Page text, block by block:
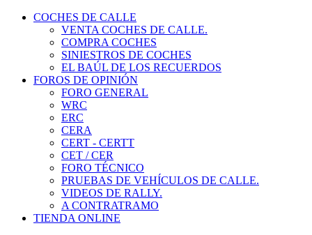
COCHES DE CALLE
VENTA COCHES DE CALLE.
COMPRA COCHES
SINIESTROS DE COCHES
EL BAÚL DE LOS RECUERDOS
FOROS DE OPINIÓN
FORO GENERAL
WRC
ERC
CERA
CERT - CERTT
CET / CER
FORO TÉCNICO
PRUEBAS DE VEHÍCULOS DE CALLE.
VIDEOS DE RALLY.
A CONTRATRAMO
TIENDA ONLINE